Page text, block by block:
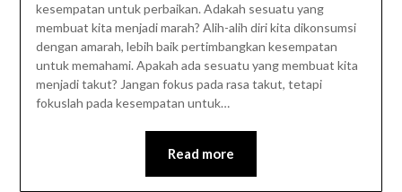
kesempatan untuk perbaikan. Adakah sesuatu yang
membuat kita menjadi marah? Alih-alih diri kita dikonsumsi
dengan amarah, lebih baik pertimbangkan kesempatan
untuk memahami. Apakah ada sesuatu yang membuat kita
menjadi takut? Jangan fokus pada rasa takut, tetapi
fokuslah pada kesempatan untuk…
Read more